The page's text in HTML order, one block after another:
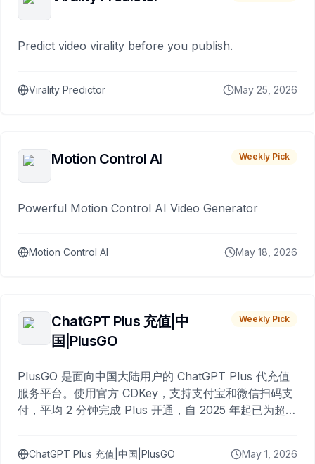
Predict video virality before you publish.
Virality Predictor May 25, 2026
Motion Control AI Weekly Pick
Powerful Motion Control AI Video Generator
Motion Control AI May 18, 2026
ChatGPT Plus 充值|中
国|PlusGO
Weekly Pick
PlusGO 是面向中国大陆用户的 ChatGPT Plus 代充值
服务平台。使用官方 CDKey，支持支付宝和微信扫码支
付，平均 2 分钟完成 Plus 开通，自 2025 年起已为超过
ChatGPT Plus 充值|中国|PlusGO May 1, 2026